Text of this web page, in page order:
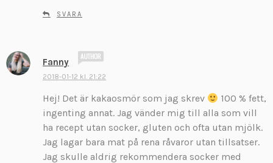
SVARA
Fanny
i
v
e
2018-01-12 kl. 21:22
Hej! Det är kakaosmör som jag skrev
100 % fett,
ingenting annat. Jag vänder mig till alla som vill
ha recept utan socker, gluten och ofta utan mjölk.
Jag lagar bara mat på rena råvaror utan tillsatser.
Jag skulle aldrig rekommendera socker med